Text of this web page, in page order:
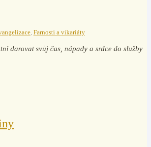
, Farnosti a vikariáty
darovat svůj čas, nápady a srdce do služby